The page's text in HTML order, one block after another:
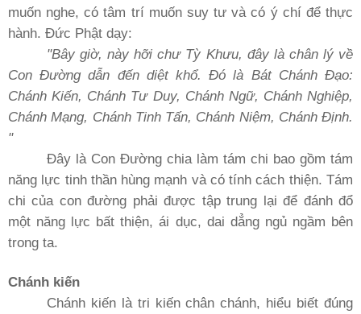
muốn nghe, có tâm trí muốn suy tư và có ý chí để thực
hành. Ðức Phật dạy:
"Bây giờ, này hỡi chư Tỳ Khưu, đây là chân lý về
Con Ðường dẫn đến diệt khổ. Ðó là Bát Chánh Ðạo:
Chánh Kiến, Chánh Tư Duy, Chánh Ngữ, Chánh Nghiệp,
Chánh Mạng, Chánh Tinh Tấn, Chánh Niệm, Chánh Ðịnh.
"
Ðây là Con Ðường chia làm tám chi bao gồm tám
năng lực tinh thần hùng mạnh và có tính cách thiện. Tám
chi của con đường phải được tập trung lại để đánh đổ
một năng lực bất thiện, ái dục, dai dẳng ngủ ngầm bên
trong ta.
Chánh kiến
Chánh kiến là tri kiến chân chánh, hiểu biết đúng